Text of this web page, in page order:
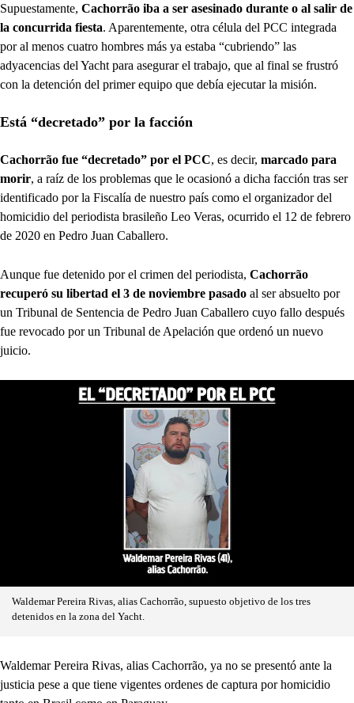
Supuestamente, Cachorrão iba a ser asesinado durante o al salir de
la concurrida fiesta. Aparentemente, otra célula del PCC integrada
por al menos cuatro hombres más ya estaba “cubriendo” las
adyacencias del Yacht para asegurar el trabajo, que al final se frustró
con la detención del primer equipo que debía ejecutar la misión.
Está “decretado” por la facción
Cachorrão fue “decretado” por el PCC, es decir, marcado para
morir, a raíz de los problemas que le ocasionó a dicha facción tras ser
identificado por la Fiscalía de nuestro país como el organizador del
homicidio del periodista brasileño Leo Veras, ocurrido el 12 de febrero
de 2020 en Pedro Juan Caballero.
Aunque fue detenido por el crimen del periodista, Cachorrão
recuperó su libertad el 3 de noviembre pasado al ser absuelto por
un Tribunal de Sentencia de Pedro Juan Caballero cuyo fallo después
fue revocado por un Tribunal de Apelación que ordenó un nuevo
juicio.
Waldemar Pereira Rivas, alias Cachorrão, supuesto objetivo de los tres
detenidos en la zona del Yacht.
Waldemar Pereira Rivas, alias Cachorrão, ya no se presentó ante la
justicia pese a que tiene vigentes ordenes de captura por homicidio